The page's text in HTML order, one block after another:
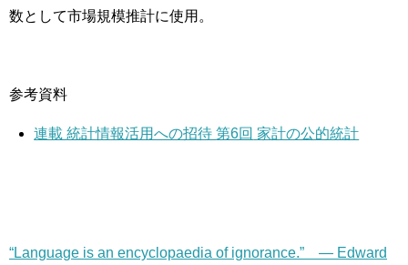
数として市場規模推計に使用。
参考資料
連載統計情報活用への招待第6回 家計の公的統計
“Language is an encyclopaedia of ignorance.” — Edward